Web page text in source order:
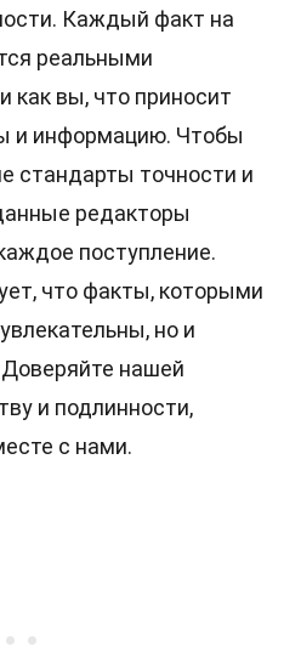
Каждый факт на
реальными
как вы, что приносит
и информацию. Чтобы
стандарты точности и
редакторы
поступление.
что факты, которыми
но и
нашей
и подлинности,
с нами.